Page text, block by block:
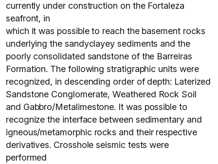
currently under construction on the Fortaleza
seafront, in
which it was possible to reach the basement rocks
underlying the sandyclayey sediments and the
poorly consolidated sandstone of the Barreiras
Formation. The following stratigraphic units were
recognized, in descending order of depth: Laterized
Sandstone Conglomerate, Weathered Rock Soil
and Gabbro/Metalimestone. It was possible to
recognize the interface between sedimentary and
igneous/metamorphic rocks and their respective
derivatives. Crosshole seismic tests were
performed